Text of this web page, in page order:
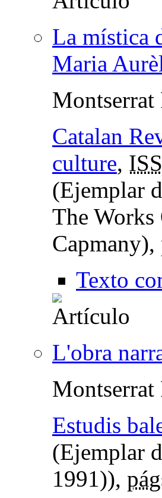
La mística
Maria
Montserrat
Catalan
culture,
(Ejemplar
The
Capmany),
Texto
L'obra
Montserrat
Estudis
(Ejemplar
1991)),